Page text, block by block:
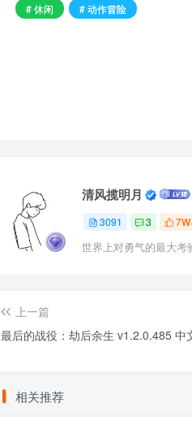
# 休闲
# 动作冒险
清风揽明月
3091 3
世界上对勇气的最大考
上一篇
最后的战役：劫后余生 v1.2.0.485 中
相关推荐